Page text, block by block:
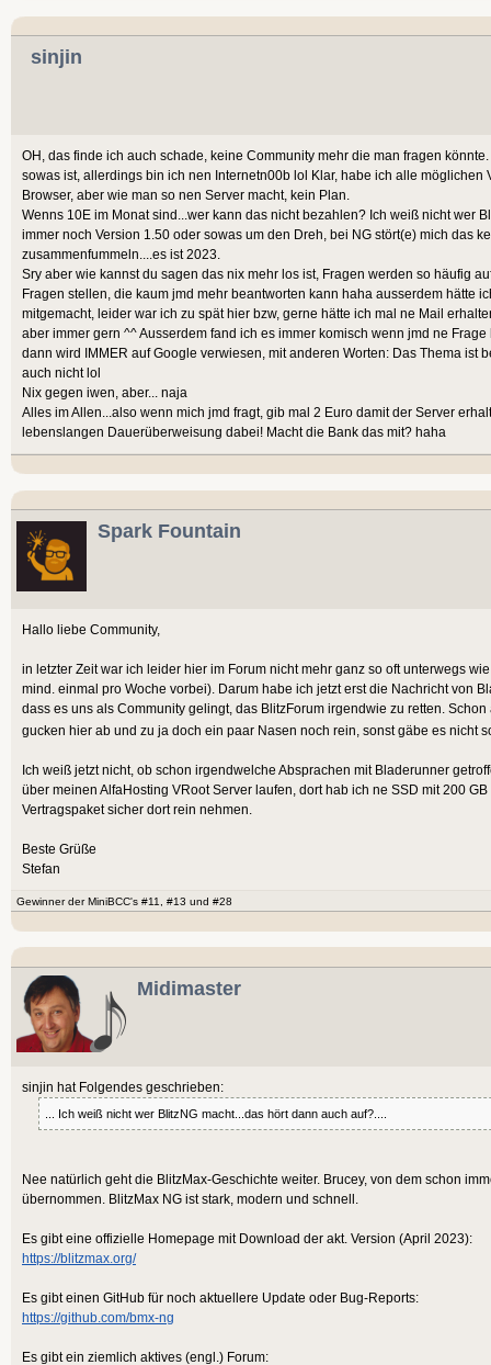
sinjin
OH, das finde ich auch schade, keine Community mehr die man fragen
sowas ist, allerdings bin ich nen Internetn00b lol Klar, habe ich alle möglichen
Browser, aber wie man so nen Server macht, kein Plan.
Wenns 10E im Monat sind...wer kann das nicht bezahlen? Ich weiß nicht wer
immer noch Version 1.50 oder sowas um den Dreh, bei NG stört(e) mich das
zusammenfummeln....es ist 2023.
Sry aber wie kannst du sagen das nix mehr los ist, Fragen werden so häufig
Fragen stellen, die kaum jmd mehr beantworten kann haha ausserdem hätte
mitgemacht, leider war ich zu spät hier bzw, gerne hätte ich mal ne Mail
aber immer gern ^^ Ausserdem fand ich es immer komisch wenn jmd ne
dann wird IMMER auf Google verwiesen, mit anderen Worten: Das Thema ist
auch nicht lol
Nix gegen iwen, aber... naja
Alles im Allen...also wenn mich jmd fragt, gib mal 2 Euro damit der Server
lebenslangen Dauerüberweisung dabei! Macht die Bank das mit? haha
Spark Fountain
Hallo liebe Community,
in letzter Zeit war ich leider hier im Forum nicht mehr ganz so oft unterwegs
mind. einmal pro Woche vorbei). Darum habe ich jetzt erst die Nachricht von
dass es uns als Community gelingt, das BlitzForum irgendwie zu retten.
gucken hier ab und zu ja doch ein paar Nasen noch rein, sonst gäbe es nicht
Ich weiß jetzt nicht, ob schon irgendwelche Absprachen mit Bladerunner
über meinen AlfaHosting VRoot Server laufen, dort hab ich ne SSD mit 200
Vertragspaket sicher dort rein nehmen.
Beste Grüße
Stefan
Gewinner der MiniBCC's #11, #13 und #28
Midimaster
sinjin hat Folgendes geschrieben:
... Ich weiß nicht wer BlitzNG macht...das hört dann auch auf?....
Nee natürlich geht die BlitzMax-Geschichte weiter. Brucey, von dem schon
übernommen. BlitzMax NG ist stark, modern und schnell.
Es gibt eine offizielle Homepage mit Download der akt. Version (April 2023):
https://blitzmax.org/
Es gibt einen GitHub für noch aktuellere Update oder Bug-Reports:
https://github.com/bmx-ng
Es gibt ein ziemlich aktives (engl.) Forum: